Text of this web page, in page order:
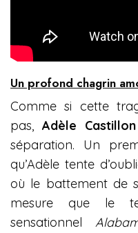
Un profond chagrin
Comme si cette
pas, Adèle Castillon
séparation. Un
qu’Adèle tente
où le battement de
mesure que le
sensationnel